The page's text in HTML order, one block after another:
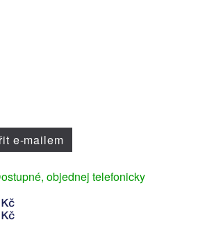
e-mailem
objednej telefonicky